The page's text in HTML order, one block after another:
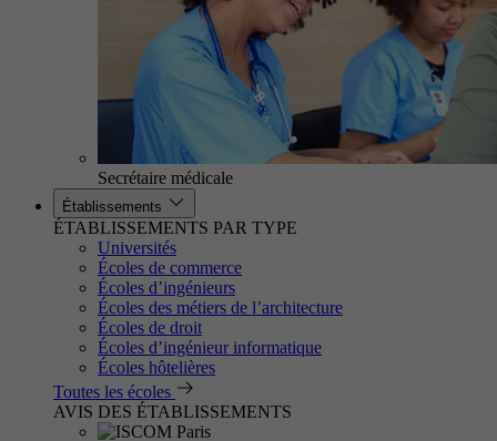
Secrétaire médicale
Établissements
ÉTABLISSEMENTS PAR TYPE
Universités
Écoles de commerce
Écoles d’ingénieurs
Écoles des métiers de l’architecture
Écoles de droit
Écoles d’ingénieur informatique
Écoles hôtelières
Toutes les écoles
AVIS DES ÉTABLISSEMENTS